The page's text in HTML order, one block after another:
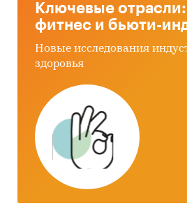
Ключевые
фитнес и бьюти-
Новые исследования
здоровья